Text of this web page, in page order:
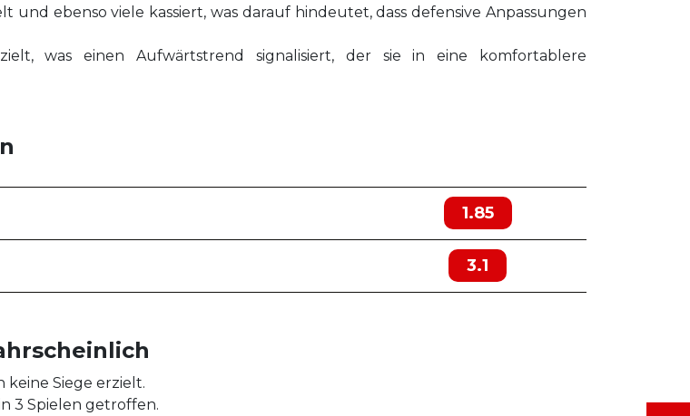
und ebenso viele kassiert, was darauf hindeutet, dass defensive Anpassungen
was einen Aufwärtstrend signalisiert, der sie in eine komfortablere
1.85
3.1
Siege erzielt.
3 Spielen getroffen.